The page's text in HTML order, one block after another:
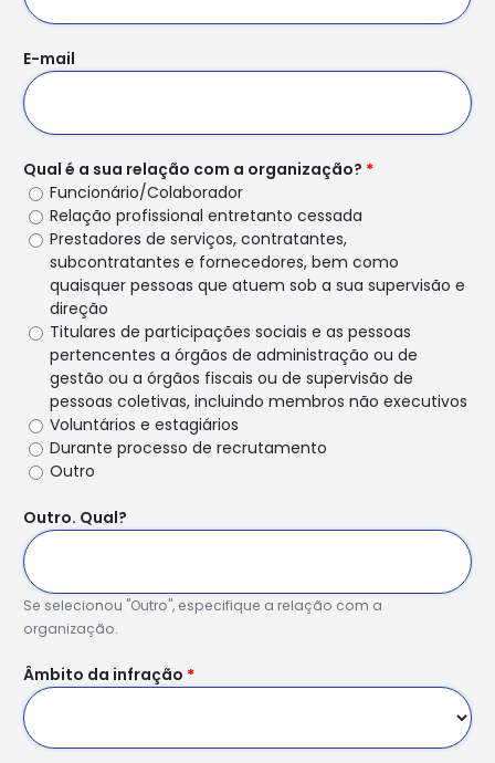
E-mail
Qual é a sua relação com a organização? *
Funcionário/Colaborador
Relação profissional entretanto cessada
Prestadores de serviços, contratantes,
subcontratantes e fornecedores, bem como
quaisquer pessoas que atuem sob a sua supervisão e
direção
Titulares de participações sociais e as pessoas
pertencentes a órgãos de administração ou de
gestão ou a órgãos fiscais ou de supervisão de
pessoas coletivas, incluindo membros não executivos
Voluntários e estagiários
Durante processo de recrutamento
Outro
Outro. Qual?
Se selecionou "Outro", especifique a relação com a
organização.
Âmbito da infração *